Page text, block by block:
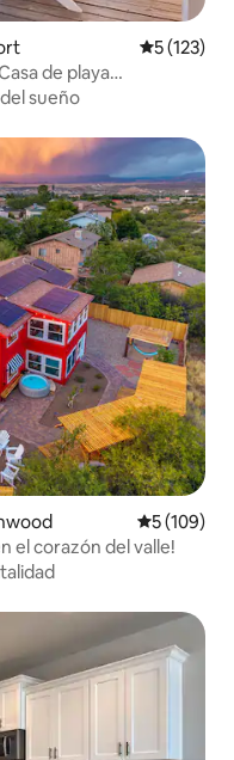
5 (123)
de playa
sueño
5 (109)
el corazón del valle!